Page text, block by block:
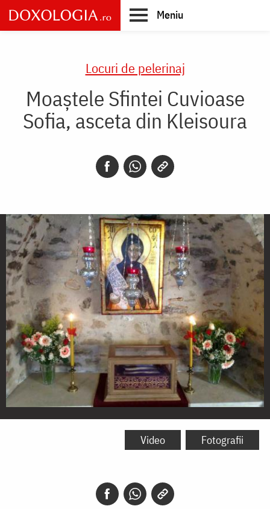
Skip
to
main
Meniu
Locuri de pelerinaj
Moaștele Sfintei Cuvioase
Sofia, asceta din Kleisoura
Moaștele
Video Fotografii